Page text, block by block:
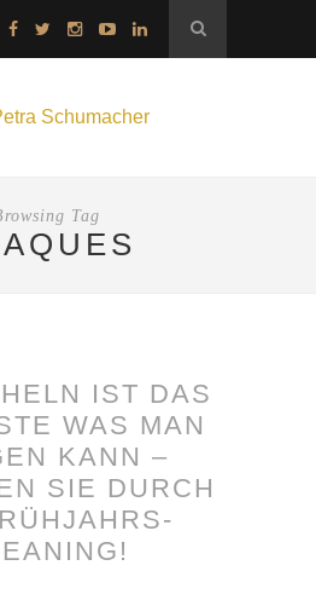
Tag
IST DAS
WAS MAN
KANN –
SIE DURCH